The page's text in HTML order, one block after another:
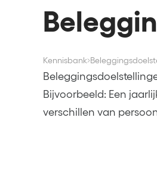
Kennisbank
Bijvoorbeeld: Een
verschillen van